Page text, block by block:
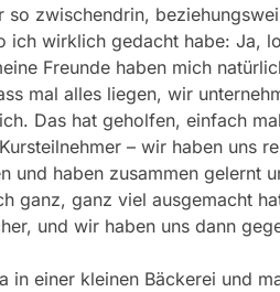
so zwischendrin,
ich wirklich gedacht habe: Ja,
Freunde haben mich
mal alles liegen, wir
Das hat geholfen, einfach
– wir haben uns
und haben zusammen gelernt
ganz, ganz viel ausgemacht
und wir haben uns dann
in einer kleinen Bäckerei und